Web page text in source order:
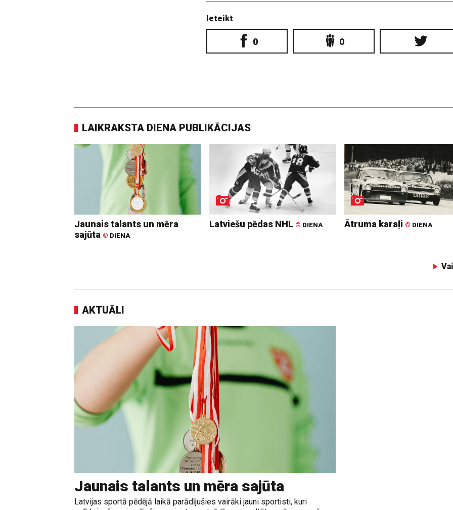
Ieteikt
0 0
LAIKRAKSTA DIENA PUBLIKĀCIJAS
Jaunais talants un mēra
sajūta © DIENA
Latviešu pēdas NHL © DIENA Ātruma karaļi © DIENA
AKTUĀLI
Jaunais talants un mēra sajūta
Latvijas sportā pēdējā laikā parādījušies vairāki jauni sportisti, kuri